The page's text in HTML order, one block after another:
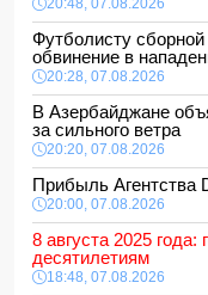
20:48, 07.08.2026
Футболисту
обвинение в
20:28, 07.08.2026
В Азербайджане
за сильного ветра
20:20, 07.08.2026
Прибыль Агентства
20:00, 07.08.2026
8 августа 2025 года:
десятилетиям
18:48, 07.08.2026